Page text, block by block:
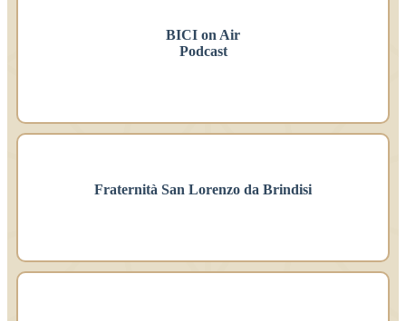
BICI on Air
Podcast
Fraternità San Lorenzo da Brindisi